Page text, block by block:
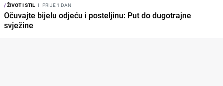
/ŽIVOT I STIL I PRIJE 1 DAN
Očuvajte bijelu odjeću i posteljinu: Put do dugotrajne
svježine